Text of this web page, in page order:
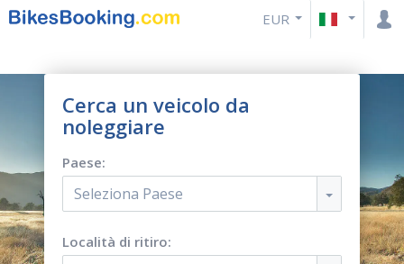
EUR
Cerca un veicolo da
noleggiare
Paese:
Seleziona Paese
Località di ritiro: